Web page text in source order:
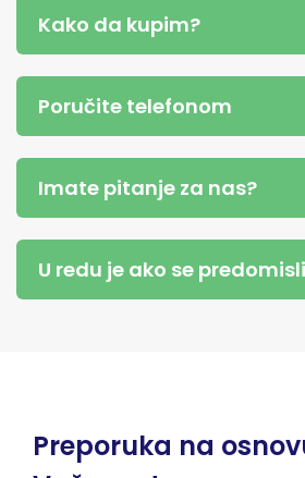
Kako da kupim?
Poručite telefonom
Imate pitanje za nas?
U redu je ako se
Preporuka na